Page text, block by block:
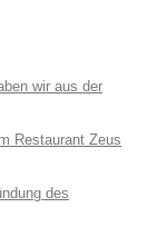
wir aus der
Restaurant Zeus
des